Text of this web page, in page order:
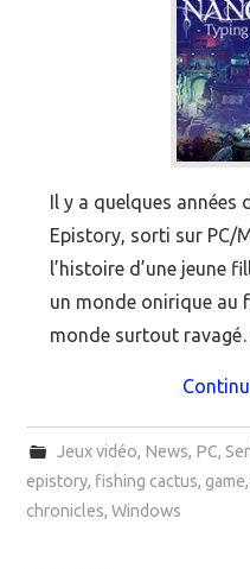
Il y a quelques années
Epistory, sorti sur PC/
l’histoire d’une jeune
un monde onirique au
monde surtout
Jeux vidéo, News, PC,
epistory, fishing cactus,game
chronicles,Windows